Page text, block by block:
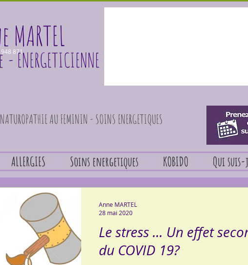
- ENERGETICIENNE
871
AU FEMININ - SOINS ENERGETIQUES
ALLERGIES Soins energetiques KOBIDO Qui suis-
Le stress ... Un effet
du COVID 19?
Anne MARTEL
28 mai 2020